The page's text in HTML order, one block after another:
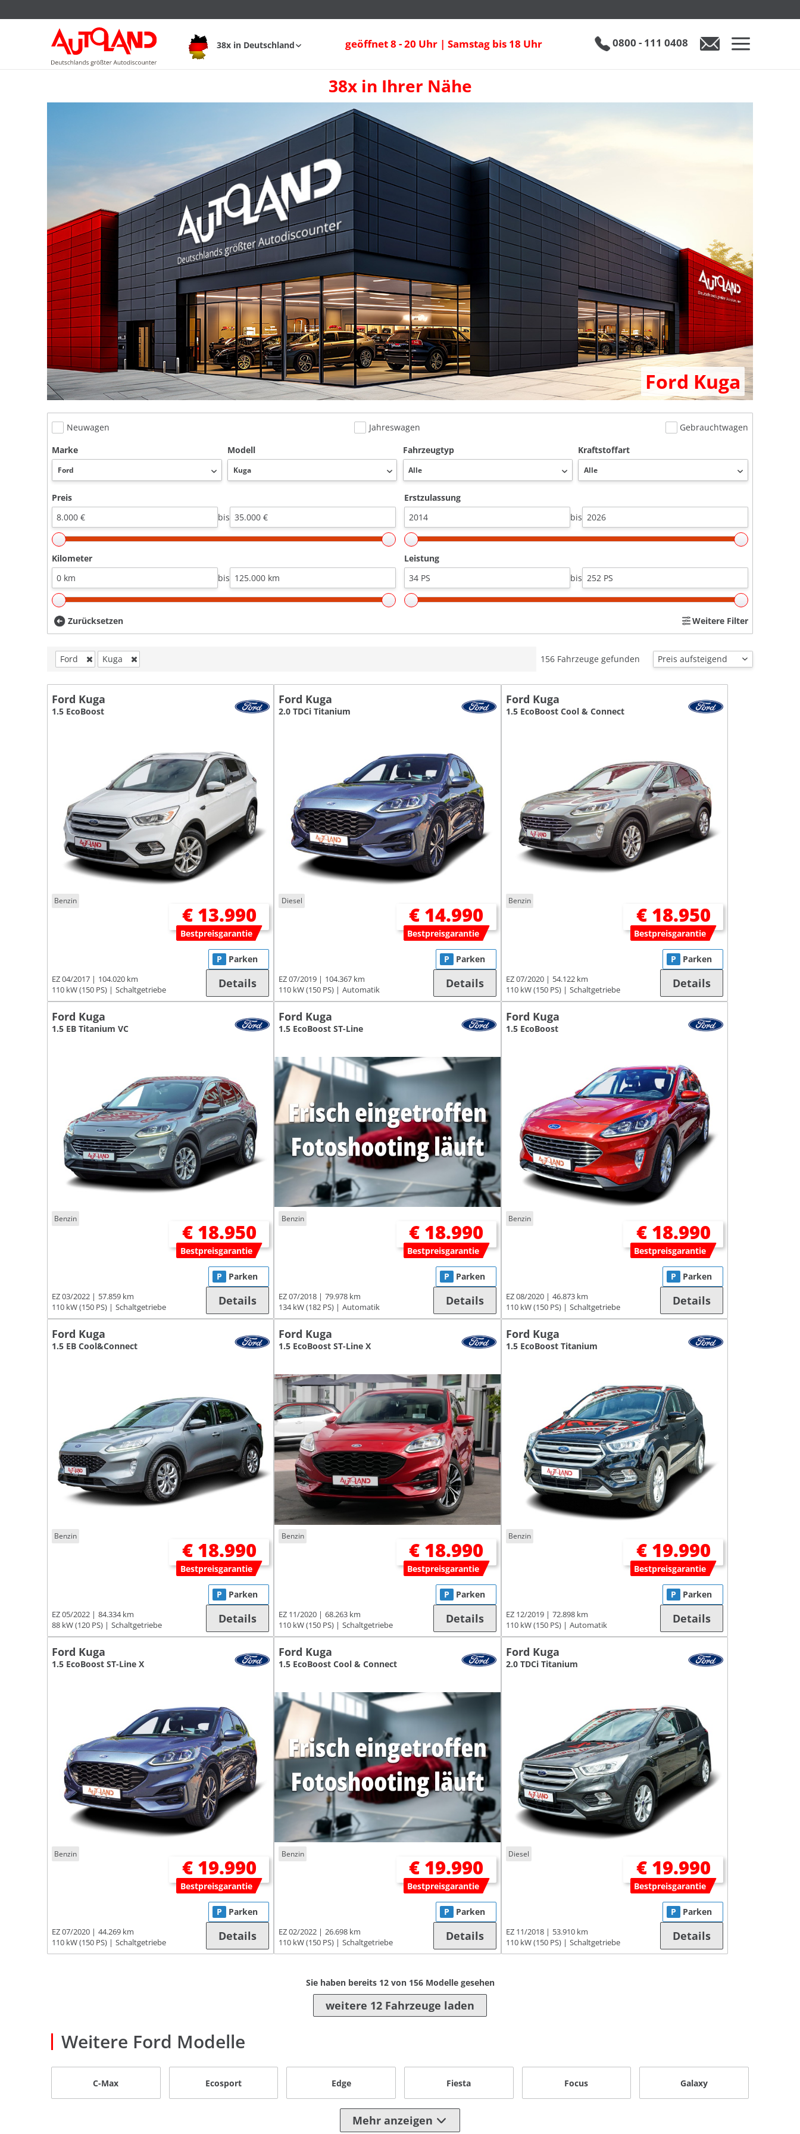
38x in Deutschland geöffnet 8 - 20 Uhr | Samstag bis 18 Uhr 0800 - 111 0408
38x in Ihrer Nähe
Ford Kuga
Neuwagen Jahreswagen
Gebrauchtwagen
Marke
Modell Fahrzeugtyp Kraftstoffart
Preis
bis
Erstzulassung
bis
Kilometer
bis
Leistung
bis
Zurücksetzen Weitere Filter
Ford Kuga 156 Fahrzeuge gefunden
Ford Kuga
1.5 EcoBoost
Benzin
€ 13.990
Bestpreisgarantie
EZ 04/2017
104.020 km
110 kW (150 PS)
Schaltgetriebe
P Parken
Details
Ford Kuga
2.0 TDCi Titanium
Diesel
€ 14.990
Bestpreisgarantie
EZ 07/2019
104.367 km
110 kW (150 PS)
Automatik
P Parken
Details
Ford Kuga
1.5 EcoBoost Cool & Connect
Benzin
€ 18.950
Bestpreisgarantie
EZ 07/2020
54.122 km
110 kW (150 PS)
Schaltgetriebe
P Parken
Details
Ford Kuga
1.5 EB Titanium VC
Benzin
€ 18.950
Bestpreisgarantie
EZ 03/2022
57.859 km
110 kW (150 PS)
Schaltgetriebe
P Parken
Details
Ford Kuga
1.5 EcoBoost ST-Line
Benzin
€ 18.990
Bestpreisgarantie
EZ 07/2018
79.978 km
134 kW (182 PS)
Automatik
P Parken
Details
Ford Kuga
1.5 EcoBoost
Benzin
€ 18.990
Bestpreisgarantie
EZ 08/2020
46.873 km
110 kW (150 PS)
Schaltgetriebe
P Parken
Details
Ford Kuga
1.5 EB Cool&Connect
Benzin
€ 18.990
Bestpreisgarantie
EZ 05/2022
84.334 km
88 kW (120 PS)
Schaltgetriebe
P Parken
Details
Ford Kuga
1.5 EcoBoost ST-Line X
Benzin
€ 18.990
Bestpreisgarantie
EZ 11/2020
68.263 km
110 kW (150 PS)
Schaltgetriebe
P Parken
Details
Ford Kuga
1.5 EcoBoost Titanium
Benzin
€ 19.990
Bestpreisgarantie
EZ 12/2019
72.898 km
110 kW (150 PS)
Automatik
P Parken
Details
Ford Kuga
1.5 EcoBoost ST-Line X
Benzin
€ 19.990
Bestpreisgarantie
EZ 07/2020
44.269 km
110 kW (150 PS)
Schaltgetriebe
P Parken
Details
Ford Kuga
1.5 EcoBoost Cool & Connect
Benzin
€ 19.990
Bestpreisgarantie
EZ 02/2022
26.698 km
110 kW (150 PS)
Schaltgetriebe
P Parken
Details
Ford Kuga
2.0 TDCi Titanium
Diesel
€ 19.990
Bestpreisgarantie
EZ 11/2018
53.910 km
110 kW (150 PS)
Schaltgetriebe
P Parken
Details
Sie haben bereits 12von 156Modelle gesehen
weitere 12 Fahrzeuge laden
Weitere Ford Modelle
C-Max Ecosport Edge Fiesta Focus Galaxy
Mehr anzeigen